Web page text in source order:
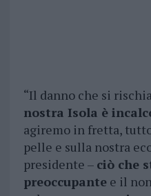
“Il danno che si
nostra Isola è
agiremo in fretta,
pelle e sulla nostra
presidente – ciò che
preoccupantee il